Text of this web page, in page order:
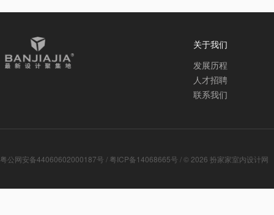
关于我们
发展历程
人才招聘
联系我们
粤公网安备44060602000187号 / 粤ICP备14068665号 / © 2026 扮家家室内设计网